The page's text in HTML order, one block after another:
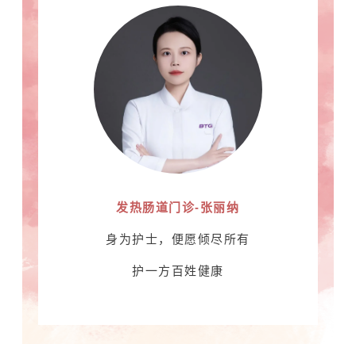
发热肠道门诊-张丽纳
身为护士，便愿倾尽所有
护一方百姓健康